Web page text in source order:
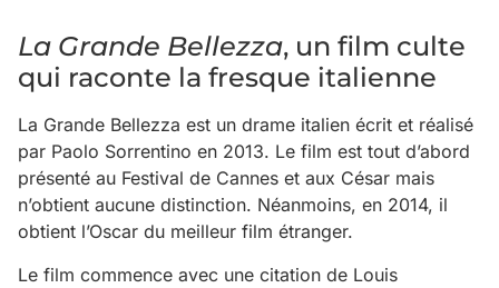
La Grande Bellezza, un film culte
qui raconte la fresque italienne
La Grande Bellezza est un drame italien écrit et réalisé
par Paolo Sorrentino en 2013. Le film est tout d’abord
présenté au Festival de Cannes et aux César mais
n’obtient aucune distinction. Néanmoins, en 2014, il
obtient l’Oscar du meilleur film étranger.
Le film commence avec une citation de Louis